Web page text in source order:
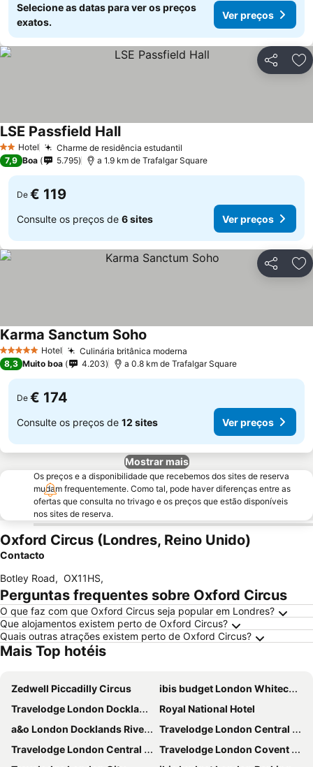
Selecione as datas para ver os preços
exatos.
Ver preços
Partilhar
2 Estrelas
Hotel Charme de residência estudantil
LSE Passfield HallVer preços
7,9 Boa 5.795 a 1.9 km de Trafalgar Square
De € 119
Consulte os preços de 6 sites Ver preços
Partilhar
5 Estrelas Hotel Culinária britânica moderna
Karma Sanctum Soho
8,3 Muito boa 4.203 a 0.8 km de Trafalgar Square
De € 174
Consulte os preços de 12 sites Ver preços
Mostrar mais
Os preços e a disponibilidade que recebemos dos sites de reserva
mudam frequentemente. Como tal, pode haver diferenças entre as
ofertas que consulta no trivago e os preços que estão disponíveis
nos sites de reserva.
Oxford Circus (Londres, Reino Unido)
Contacto
Botley Road, OX11HS,
Perguntas frequentes sobre Oxford Circus
O que faz com que Oxford Circus seja popular em Londres?
Que alojamentos existem perto de Oxford Circus?
Quais outras atrações existem perto de Oxford Circus?
Mais Top hotéis
Zedwell Piccadilly Circus
ibis budget London Whitechapel - Brick Lane
Travelodge London Docklands Central
Royal National Hotel
a&o London Docklands Riverside
Travelodge London Central Elephant and Castle
Travelodge London Central City Road
Travelodge London Covent Garden